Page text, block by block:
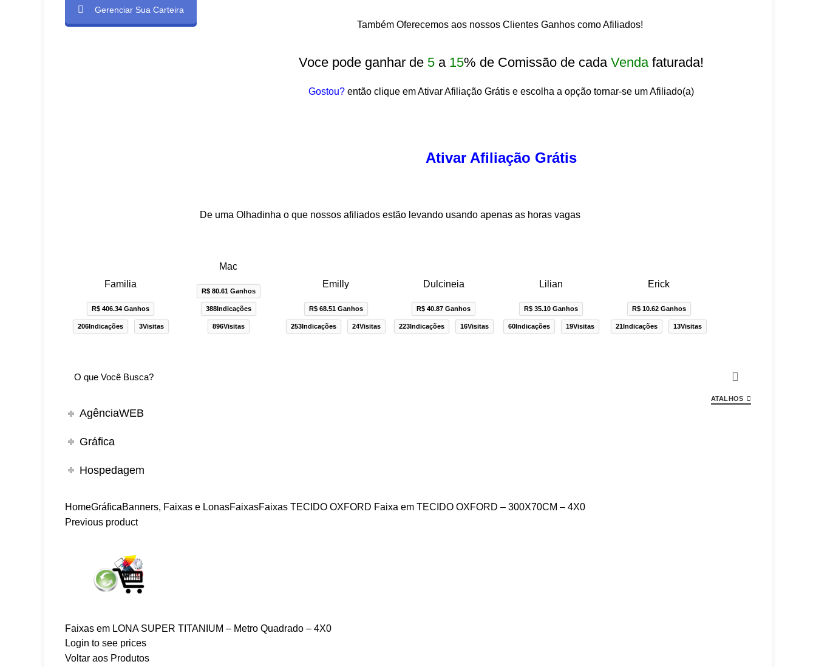
Gerenciar Sua Carteira
Também Oferecemos aos nossos Clientes Ganhos como Afiliados!
Voce pode ganhar de 5a 15% de Comissão de cada Vendafaturada!
Gostou?então clique em Ativar Afiliação Grátis e escolha a opção tornar-se um Afiliado(a)
Ativar Afiliação Grátis
De uma Olhadinha o que nossos afiliados estão levando usando apenas as horas vagas
Familia
R$ 406.34 Ganhos
206Indicações 3Visitas
Mac
R$ 80.61 Ganhos
388Indicações
896Visitas
Emilly
R$ 68.51 Ganhos
253Indicações 24Visitas
Dulcineia
R$ 40.87 Ganhos
223Indicações 16Visitas
Lilian
R$ 35.10 Ganhos
60Indicações 19Visitas
Erick
R$ 10.62 Ganhos
21Indicações 13Visitas
ATALHOS
AgênciaWEB
Gráfica
Hospedagem
HomeGráficaBanners, Faixas e LonasFaixasFaixas TECIDO OXFORD Faixa em TECIDO OXFORD – 300X70CM – 4X0
Previous product
Faixas em LONA SUPER TITANIUM – Metro Quadrado – 4X0
Login to see prices
Voltar aos Produtos